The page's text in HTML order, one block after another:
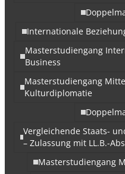
Internationale
Masterstudiengang
Business
Masterstudiengang
Kulturdiplomatie
Vergleichende Staats-
– Zulassung mit LL.B.-
Masterstudiengang